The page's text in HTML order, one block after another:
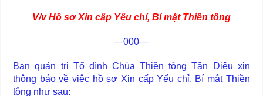
V/v Hồ sơ Xin cấp Yếu chỉ, Bí mật Thiền tông
—000—
Ban quản trị Tổ đình Chùa Thiền tông Tân Diệu xin
thông báo về việc hồ sơ Xin cấp Yếu chỉ, Bí mật Thiền
tông như sau: